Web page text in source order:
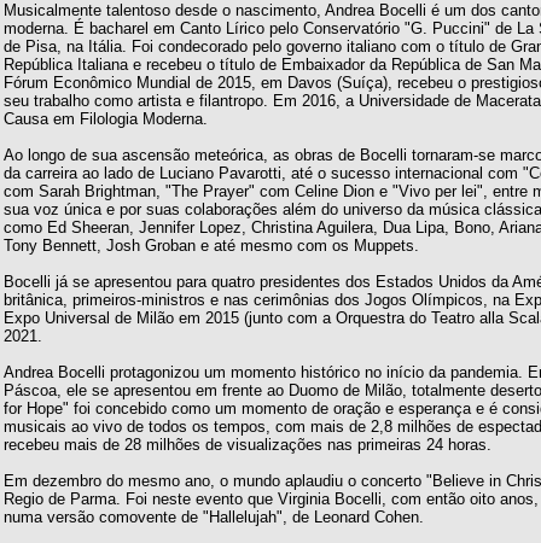
Musicalmente talentoso desde o nascimento, Andrea Bocelli é um dos
moderna. É bacharel em Canto Lírico pelo Conservatório "G. Puccini" de
de Pisa, na Itália. Foi condecorado pelo governo italiano com o título de
República Italiana e recebeu o título de Embaixador da República de San
Fórum Econômico Mundial de 2015, em Davos (Suíça), recebeu o
seu trabalho como artista e filantropo. Em 2016, a Universidade de
Causa em Filologia Moderna.
Ao longo de sua ascensão meteórica, as obras de Bocelli tornaram-se
da carreira ao lado de Luciano Pavarotti, até o sucesso internacional com
com Sarah Brightman, "The Prayer" com Celine Dion e "Vivo per lei", entre
sua voz única e por suas colaborações além do universo da música
como Ed Sheeran, Jennifer Lopez, Christina Aguilera, Dua Lipa, Bono,
Tony Bennett, Josh Groban e até mesmo com os Muppets.
Bocelli já se apresentou para quatro presidentes dos Estados Unidos da
britânica, primeiros-ministros e nas cerimônias dos Jogos Olímpicos, na
Expo Universal de Milão em 2015 (junto com a Orquestra do Teatro alla
2021.
Andrea Bocelli protagonizou um momento histórico no início da pandemia.
Páscoa, ele se apresentou em frente ao Duomo de Milão, totalmente
for Hope" foi concebido como um momento de oração e esperança e é
musicais ao vivo de todos os tempos, com mais de 2,8 milhões de
recebeu mais de 28 milhões de visualizações nas primeiras 24 horas.
Em dezembro do mesmo ano, o mundo aplaudiu o concerto "Believe in
Regio de Parma. Foi neste evento que Virginia Bocelli, com então oito
numa versão comovente de "Hallelujah", de Leonard Cohen.